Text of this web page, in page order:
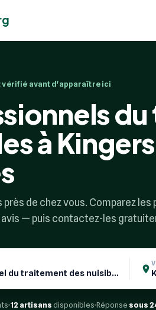
vérifié avant d'apparaître ici
à
près de chez vous. Comparez les
— puis contactez-les
12 artisansdisponibles Réponse sous